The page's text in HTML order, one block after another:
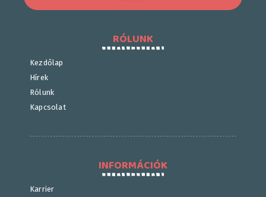
RÓLUNK
Kezdőlap
Hírek
Rólunk
Kapcsolat
INFORMÁCIÓK
Karrier